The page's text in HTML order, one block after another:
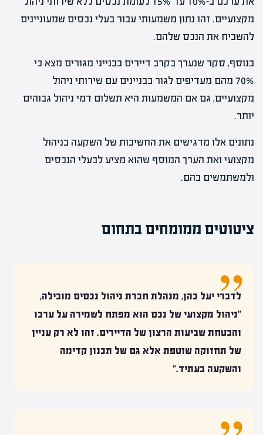
מקצועיים. זהו נתון משמעותי עבור בעלי נכסים שמעוניינים
להשביח את הנכס שלהם.
בנוסף, סקר שנערך בקרב דיירים בבנייני מגורים מצא כי
70% מהם מעדיפים לגור בבניינים עם שירותי ניהול
מקצועיים, גם אם המשמעות היא תשלום דמי ניהול גבוהים
יותר.
נתונים אלו מדגישים את החשיבות של השקעה בניהול
מקצועי ואת הערך המוסף שהוא מציע לבעלי הנכסים
ולמשתמשים בהם.
ציטוטים ממומחים בתחום
לדברי יעל כהן, מנהלת חברת ניהול נכסים מובילה,
"ניהול מקצועי של נכס הוא מפתח לשמירה על ערכו
והבטחת שביעות הרצון של הדיירים. זהו לא רק עניין
של תחזוקה שוטפת אלא גם של תכנון קדימה
והשקעה בעתיד."